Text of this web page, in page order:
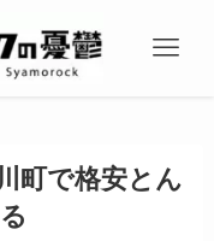
町で格安とん